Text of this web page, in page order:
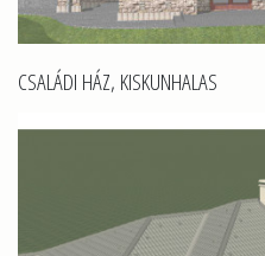
CSALÁDI HÁZ, KISKUNHALAS